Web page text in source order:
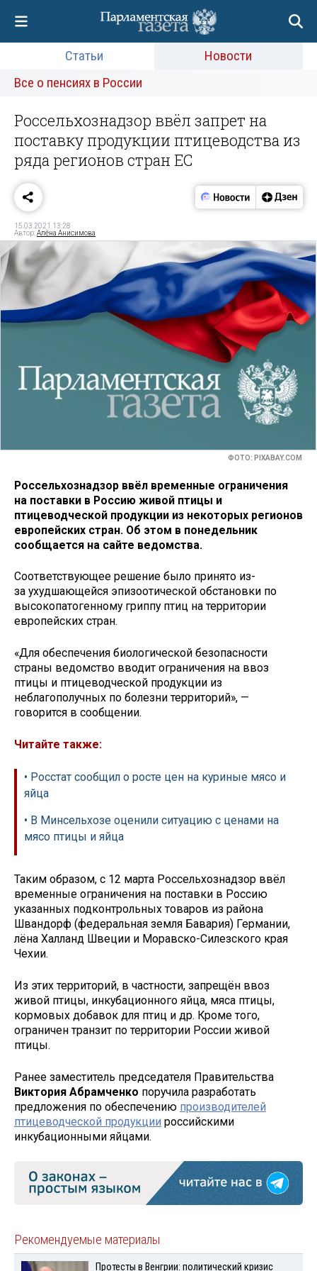
Статьи
Новости
Все о пенсиях в России
Россельхознадзор ввёл запрет на
поставку продукции птицеводства из
ряда регионов стран ЕС
15.03.2021 13:28
Автор:Алёна Анисимова
ФОТО: PIXABAY.COM
Россельхознадзор ввёл временные ограничения
на поставки в Россию живой птицы и
птицеводческой продукции из некоторых регионов
европейских стран. Об этом в понедельник
сообщается на сайте ведомства.
Соответствующее решение было принято из-
за ухудшающейся эпизоотической обстановки по
высокопатогенному гриппу птиц на территории
европейских стран.
«Для обеспечения биологической безопасности
страны ведомство вводит ограничения на ввоз
птицы и птицеводческой продукции из
неблагополучных по болезни территорий», —
говорится в сообщении.
Читайте также:
• Росстат сообщил о росте цен на куриные мясо и
яйца
• В Минсельхозе оценили ситуацию с ценами на
мясо птицы и яйца
Таким образом, с 12 марта Россельхознадзор ввёл
временные ограничения на поставки в Россию
указанных подконтрольных товаров из района
Швандорф (федеральная земля Бавария) Германии,
лёна Халланд Швеции и Моравско-Силезского края
Чехии.
Из этих территорий, в частности, запрещён ввоз
живой птицы, инкубационного яйца, мяса птицы,
кормовых добавок для птиц и др. Кроме того,
ограничен транзит по территории России живой
птицы.
Ранее заместитель председателя Правительства
Виктория Абрамченко поручила разработать
предложения по обеспечению производителей
птицеводческой продукции российскими
инкубационными яйцами.
Рекомендуемые материалы
Протесты в Венгрии: политический кризис